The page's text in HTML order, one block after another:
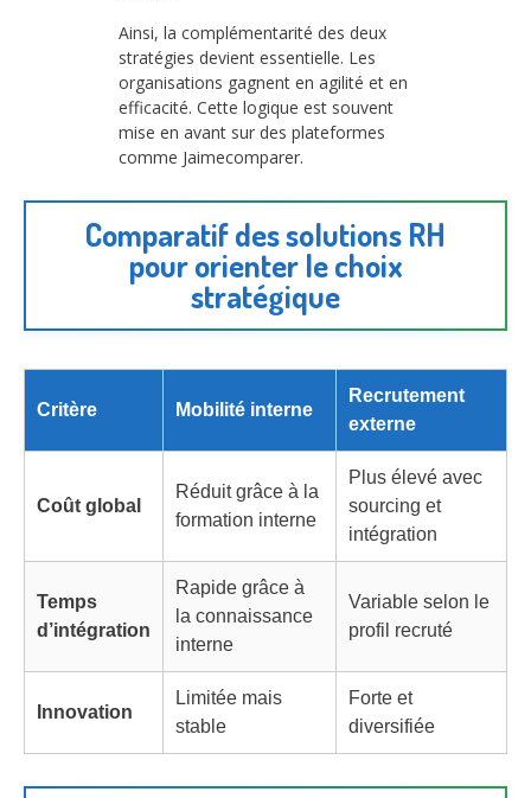
Ainsi, la complémentarité des deux
stratégies devient essentielle. Les
organisations gagnent en agilité et en
efficacité. Cette logique est souvent
mise en avant sur des plateformes
comme Jaimecomparer.
Comparatif des solutions RH
pour orienter le choix
stratégique
Critère Mobilité interne
Recrutement
externe
Coût global
Réduit grâce à la
formation interne
Plus élevé avec
sourcing et
intégration
Temps
d’intégration
Rapide grâce à
la connaissance
interne
Variable selon le
profil recruté
Innovation
Limitée mais
stable
Forte et
diversifiée